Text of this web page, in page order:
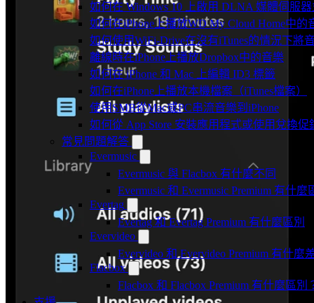
如何在 Windows 10 上啟用 DLNA 媒體伺服
如何在iPhone上播放WD My Cloud Home中的
如何使用WiFi-Drive在沒有iTunes的情況下將
離線時在iPhone上播放Dropbox中的音樂
如何在 iPhone 和 Mac 上編輯 ID3 標籤
如何在iPhone上播放本機檔案（iTunes檔案）
使用SMB從Mac或PC串流音樂到iPhone
如何從 App Store 安裝應用程式或使用兌換
常見問題解答
Evermusic
Evermusic 與 Flacbox 有什麼不同
Evermusic 和 Evermusic Premium 有什麼
Evertag
Evertag 和 Evertag Premium 有什麼區別
Evervideo
Evervideo 和 Evervideo Premium 有什麼
Flacbox
Flacbox 和 Flacbox Premium 有什麼區別